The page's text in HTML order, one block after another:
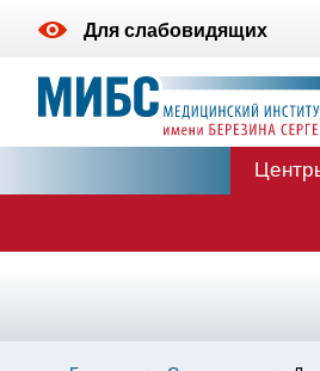
Для слабовидящих